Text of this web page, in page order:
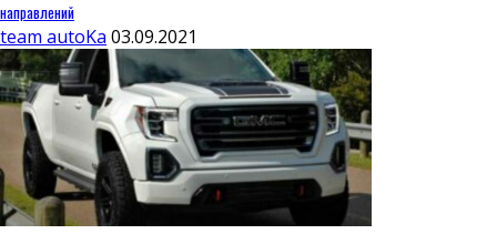
направлений
team autoKa 03.09.2021